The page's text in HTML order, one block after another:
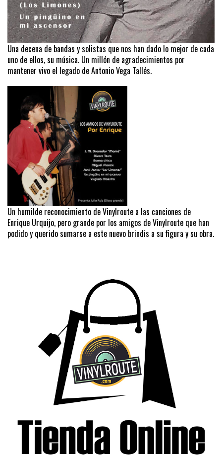
Una decena de bandas y solistas que nos han dado lo mejor de cada
uno de ellos, su música. Un millón de agradecimientos por
mantener vivo el legado de Antonio Vega Tallés.
Un humilde reconocimiento de Vinylroute a las canciones de
Enrique Urquijo, pero grande por los amigos de Vinylroute que han
podido y querido sumarse a este nuevo brindis a su figura y su obra.